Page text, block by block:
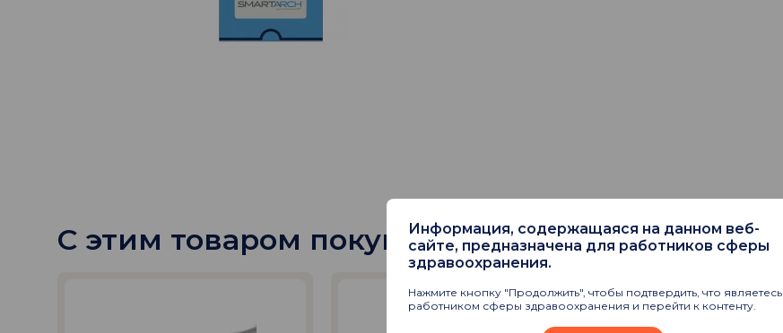
С этим товаром покупаютИнформация, содержащаяся на данном веб-
сайте, предназначена для работников сферы
здравоохранения.
Нажмите кнопку "Продолжить", чтобы подтвердить, что являетесь
работником сферы здравоохранения и перейти к контенту.